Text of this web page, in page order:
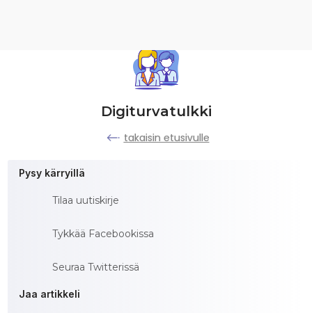
Digiturvatulkki
takaisin etusivulle
Pysy kärryillä
Tilaa uutiskirje
Tykkää Facebookissa
Seuraa Twitterissä
Jaa artikkeli